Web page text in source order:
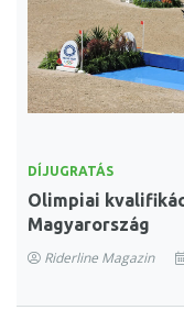
DÍJUGRATÁS
Olimpiai
Magyarország
Riderline Magazin